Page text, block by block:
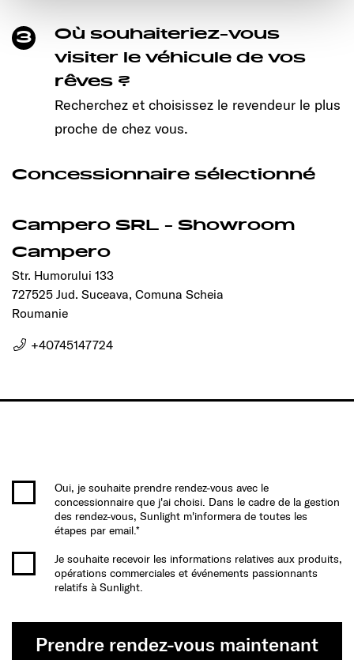
Ermöglichung der Seitennavigation erforderlich sind.
3
Où souhaiteriez-vous
visiter le véhicule de vos
rêves ?
Recherchez et choisissez le revendeur le plus
proche de chez vous.
Concessionnaire sélectionné
Campero SRL - Showroom
Campero
Str. Humorului 133
727525 Jud. Suceava, Comuna Scheia
Roumanie
+40745147724
Oui, je souhaite prendre rendez-vous avec le
concessionnaire que j'ai choisi. Dans le cadre de la gestion
des rendez-vous, Sunlight m'informera de toutes les
étapes par email.*
Je souhaite recevoir les informations relatives aux produits,
opérations commerciales et événements passionnants
relatifs à Sunlight.
Prendre rendez-vous maintenant